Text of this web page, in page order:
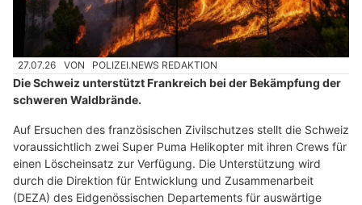
27.07.26 VON POLIZEI.NEWS REDAKTION
Die Schweiz unterstützt Frankreich bei der Bekämpfung der
schweren Waldbrände.
Auf Ersuchen des französischen Zivilschutzes stellt die Schweiz
voraussichtlich zwei Super Puma Helikopter mit ihren Crews für
einen Löscheinsatz zur Verfügung. Die Unterstützung wird
durch die Direktion für Entwicklung und Zusammenarbeit
(DEZA) des Eidgenössischen Departements für auswärtige